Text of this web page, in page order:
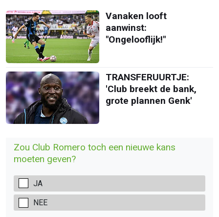
Vanaken looft
aanwinst:
"Ongelooflijk!"
TRANSFERUURTJE:
'Club breekt de bank,
grote plannen Genk'
Zou Club Romero toch een nieuwe kans
moeten geven?
JA
NEE